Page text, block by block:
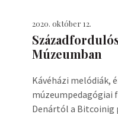
2020. október 12.
Múzeumban
Kávéházi melódiák,
múzeumpedagógiai
Denártól a